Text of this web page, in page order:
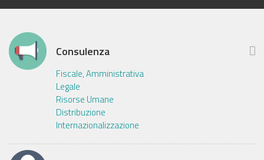
Consulenza
Fiscale, Amministrativa
Legale
Risorse Umane
Distribuzione
Internazionalizzazione